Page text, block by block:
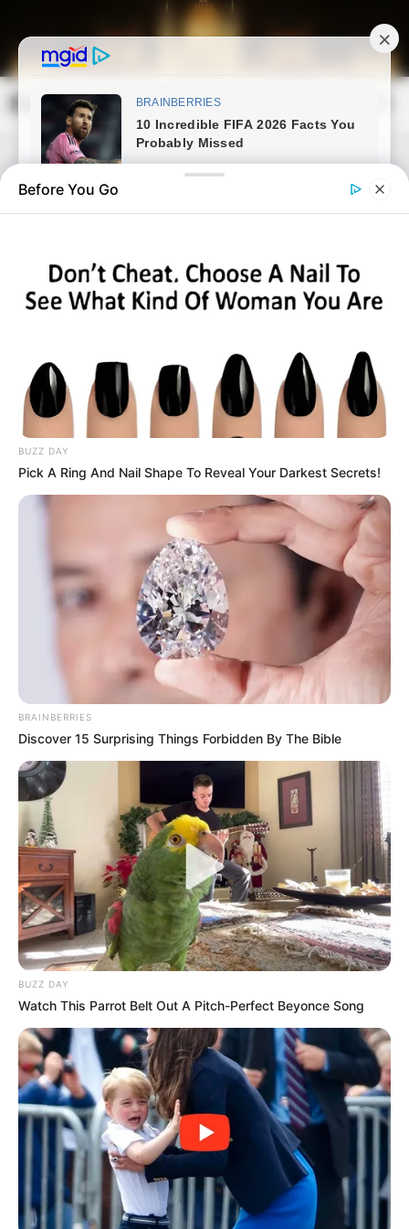
content
Magyarország Kincsei
Search
Posted
in
RÉSZVÉTÜNK!
bySzerző • April 27, 2026
Before You Go
BUZZ DAY
Pick A Ring And Nail Shape To Reveal Your Darkest Secrets!
BRAINBERRIES
Discover 15 Surprising Things Forbidden By The Bible
BUZZ DAY
Watch This Parrot Belt Out A Pitch-Perfect Beyonce Song